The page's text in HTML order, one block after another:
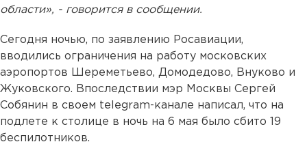
области», - говорится в сообщении.
Сегодня ночью, по заявлению Росавиации,
вводились ограничения на работу московских
аэропортов Шереметьево, Домодедово, Внуково и
Жуковского. Впоследствии мэр Москвы Сергей
Собянин в своем telegram-канале написал, что на
подлете к столице в ночь на 6 мая было сбито 19
беспилотников.